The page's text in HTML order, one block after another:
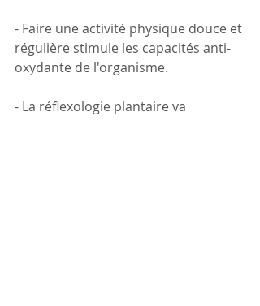
- Faire une activité physique douce et
régulière stimule les capacités anti-
oxydante de l'organisme.
- La réflexologie plantaire va